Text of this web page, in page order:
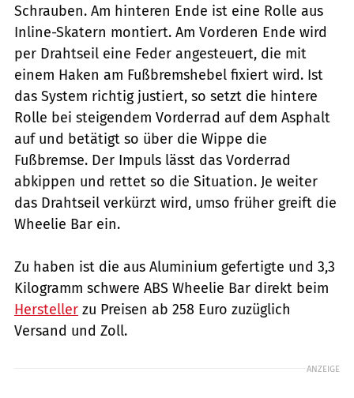
Schrauben. Am hinteren Ende ist eine Rolle aus
Inline-Skatern montiert. Am Vorderen Ende wird
per Drahtseil eine Feder angesteuert, die mit
einem Haken am Fußbremshebel fixiert wird. Ist
das System richtig justiert, so setzt die hintere
Rolle bei steigendem Vorderrad auf dem Asphalt
auf und betätigt so über die Wippe die
Fußbremse. Der Impuls lässt das Vorderrad
abkippen und rettet so die Situation. Je weiter
das Drahtseil verkürzt wird, umso früher greift die
Wheelie Bar ein.
Zu haben ist die aus Aluminium gefertigte und 3,3
Kilogramm schwere ABS Wheelie Bar direkt beim
Hersteller zu Preisen ab 258 Euro zuzüglich
Versand und Zoll.
ANZEIGE